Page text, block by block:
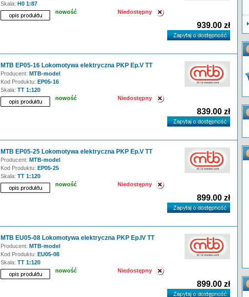
Skala: H0 1:87
nowość
Niedostępny
939.00 zł
MTB EP05-16 Lokomotywa elektryczna PKP Ep.V TT
Producent: MTB-model
Kod Produktu: EP05-16
Skala: TT 1:120
nowość
Niedostępny
839.00 zł
MTB EP05-25 Lokomotywa elektryczna PKP Ep.V TT
Producent: MTB-model
Kod Produktu: EP05-25
Skala: TT 1:120
nowość
Niedostępny
899.00 zł
MTB EU05-08 Lokomotywa elektryczna PKP Ep.IV TT
Producent: MTB-model
Kod Produktu: EU05-08
Skala: TT 1:120
nowość
Niedostępny
899.00 zł